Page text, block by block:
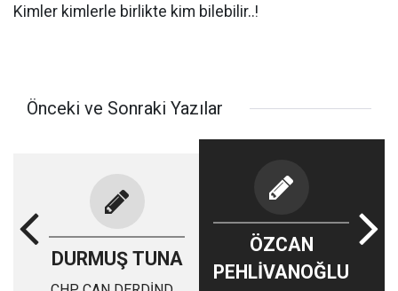
Kimler kimlerle birlikte kim bilebilir..!
Önceki ve Sonraki Yazılar
DURMUŞ TUNA
ÖZCAN
PEHLİVANOĞLU